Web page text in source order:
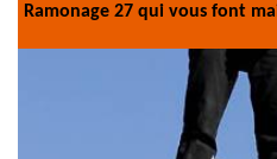
Ramonage 27 qui vous font